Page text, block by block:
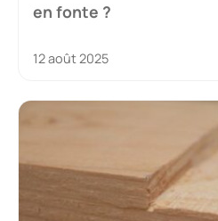
en fonte ?
12 août 2025